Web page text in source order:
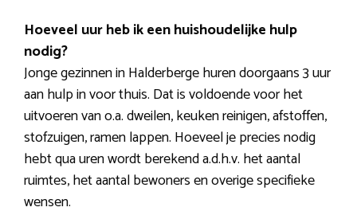
Hoeveel uur heb ik een huishoudelijke hulp
nodig?
Jonge gezinnen in Halderberge huren doorgaans 3 uur
aan hulp in voor thuis. Dat is voldoende voor het
uitvoeren van o.a. dweilen, keuken reinigen, afstoffen,
stofzuigen, ramen lappen. Hoeveel je precies nodig
hebt qua uren wordt berekend a.d.h.v. het aantal
ruimtes, het aantal bewoners en overige specifieke
wensen.